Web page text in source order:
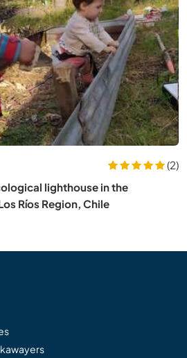
(2)
lighthouse in the
Ríos Region, Chile